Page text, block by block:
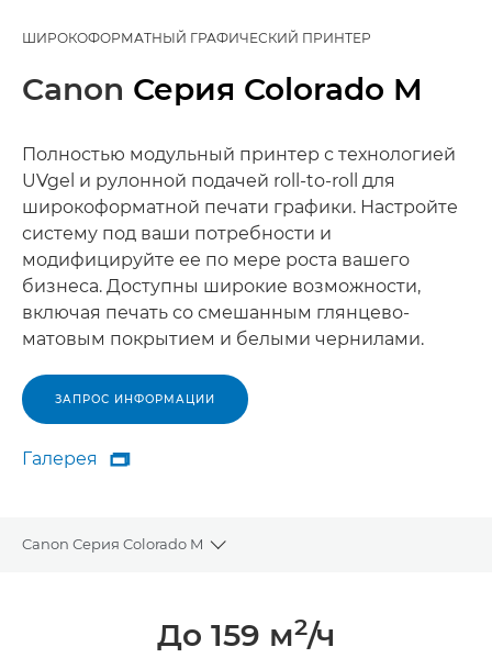
ШИРОКОФОРМАТНЫЙ ГРАФИЧЕСКИЙ ПРИНТЕР
Canon Серия Colorado M
Полностью модульный принтер с технологией
UVgel и рулонной подачей roll-to-roll для
широкоформатной печати графики. Настройте
систему под ваши потребности и
модифицируйте ее по мере роста вашего
бизнеса. Доступны широкие возможности,
включая печать со смешанным глянцево-
матовым покрытием и белыми чернилами.
ЗАПРОС ИНФОРМАЦИИ
Галерея
Галерея

Canon Серия Colorado M
Toggle breadcrumbs
Технические характеристики
До 159 м2/ч